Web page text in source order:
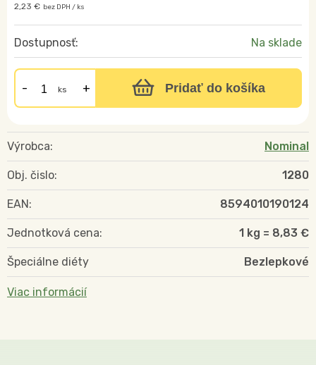
2,23 € bez DPH / ks
Dostupnosť: Na sklade
ks Pridať do košíka
Výrobca: Nominal
Obj. čislo: 1280
EAN: 8594010190124
Jednotková cena: 1 kg = 8,83 €
Špeciálne diéty Bezlepkové
Viac informácií